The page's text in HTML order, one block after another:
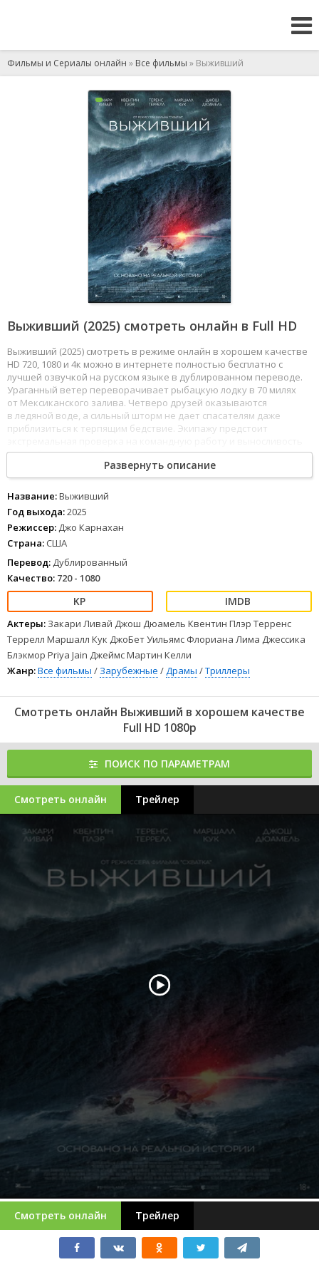
Фильмы и Сериалы онлайн » Все фильмы » Выживший
Выживший (2025) смотреть онлайн в Full HD
Выживший (2025) смотреть в режиме онлайн в хорошем качестве
HD 720, 1080 и 4к можно в интернете полностью бесплатно с
лучшей озвучкой на русском языке в дублированном переводе.
Ураганный ветер переворачивает рыбацкую лодку в 70 милях
от Мексиканского залива. Четверо друзей оказываются
в ледяной воде, а сильный шторм не дает спасателям даже
приблизиться к терпящим бедствие. Экипажу предстоит
с одной целью — победить стихию… и самих себя.
Любимый сериал моей бабушки
Фильм нравится моей маме
Хороший звук кино
12 34 5 678
Развернуть описание
Название:Выживший
Год выхода:2025
Режиссер: Джо Карнахан
Страна: США
Перевод: Дублированный
Качество: 720 - 1080
Актеры: Закари Ливай Джош Дюамель Квентин Плэр Терренс
Террелл Маршалл Кук ДжоБет Уильямс Флориана Лима Джессика
Блэкмор Priya Jain Джеймс Мартин Келли
Жанр:Все фильмы / Зарубежные /Драмы /Триллеры
Смотреть онлайн Выживший в хорошем качестве
Full HD 1080p
ПОИСК ПО ПАРАМЕТРАМ
Смотреть онлайн Трейлер
Смотреть онлайн Трейлер